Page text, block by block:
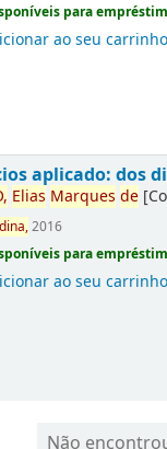
para
ao seu carrinho
aplicado: dos
Elias Marques de
2016
para
ao seu carrinho